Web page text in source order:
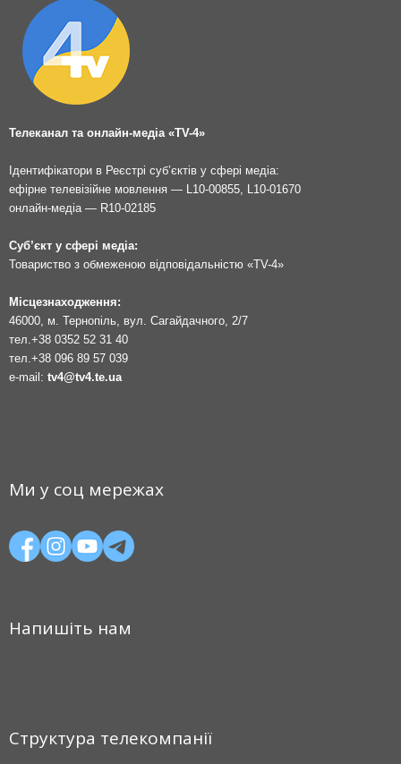
Телеканал та онлайн-медіа «TV-4»
Ідентифікатори в Реєстрі суб’єктів у сфері медіа:
ефірне телевізійне мовлення — L10-00855, L10-01670
онлайн-медіа — R10-02185
Суб’єкт у сфері медіа:
Товариство з обмеженою відповідальністю «TV-4»
Місцезнаходження:
46000, м. Тернопіль, вул. Сагайдачного, 2/7
тел. +38 0352 52 31 40
тел. +38 096 89 57 039
e-mail: tv4@tv4.te.ua
Ми у соц мережах
Напишіть нам
Структура телекомпанії